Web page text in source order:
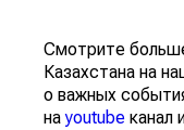
Смотрите
Казахстана на
о важных
наyoutube канал